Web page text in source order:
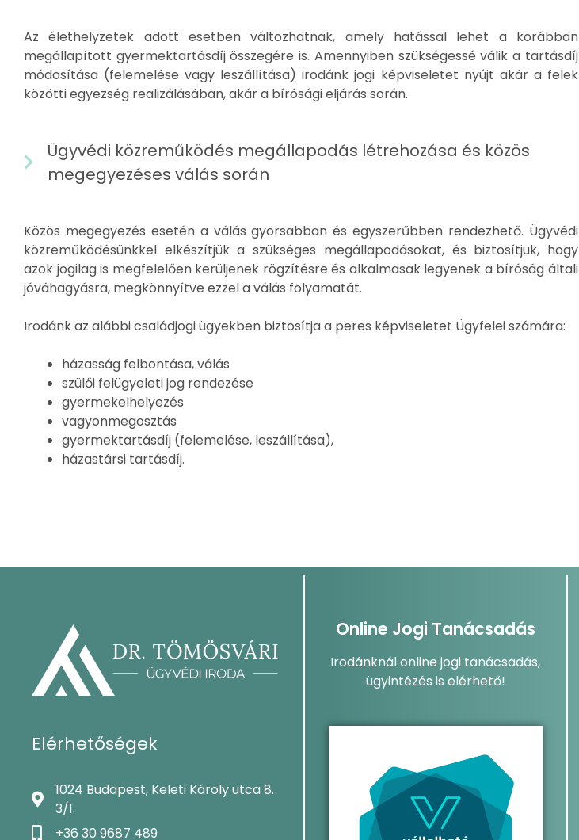
Az élethelyzetek adott esetben változhatnak, amely hatással lehet a korábban
megállapított gyermektartásdíj összegére is. Amennyiben szükségessé válik a tartásdíj
módosítása (felemelése vagy leszállítása) irodánk jogi képviseletet nyújt akár a felek
közötti egyezség realizálásában, akár a bírósági eljárás során.
Ügyvédi közreműködés megállapodás létrehozása és közös
megegyezéses válás során
Közös megegyezés esetén a válás gyorsabban és egyszerűbben rendezhető. Ügyvédi
közreműködésünkkel elkészítjük a szükséges megállapodásokat, és biztosítjuk, hogy
azok jogilag is megfelelően kerüljenek rögzítésre és alkalmasak legyenek a bíróság általi
jóváhagyásra, megkönnyítve ezzel a válás folyamatát.
Irodánk az alábbi családjogi ügyekben biztosítja a peres képviseletet Ügyfelei számára:
házasság felbontása, válás
szülői felügyeleti jog rendezése
gyermekelhelyezés
vagyonmegosztás
gyermektartásdíj (felemelése, leszállítása),
házastársi tartásdíj.
Elérhetőségek
1024 Budapest, Keleti Károly utca 8.
3/1.
+36 30 9687 489
Online Jogi Tanácsadás
Irodánknál online jogi tanácsadás,
ügyintézés is elérhető!